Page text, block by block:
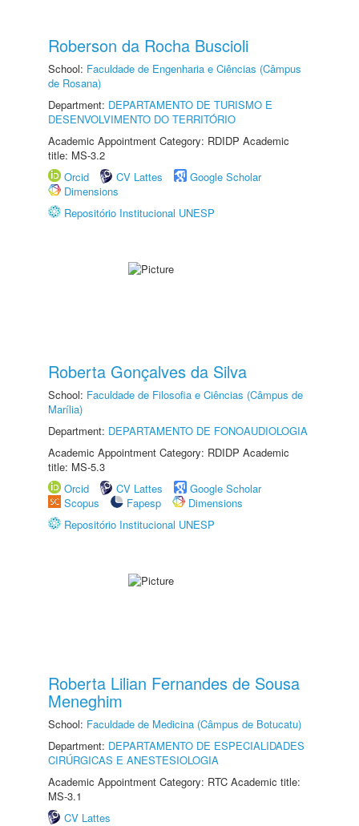
Roberson da Rocha Buscioli
School: Faculdade de Engenharia e Ciências (Câmpus
de Rosana)
Department: DEPARTAMENTO DE TURISMO E
DESENVOLVIMENTO DO TERRITÓRIO
Academic Appointment Category: RDIDP Academic
title: MS-3.2
Orcid
CV Lattes
Google Scholar
Dimensions
Repositório Institucional UNESP
Roberta Gonçalves da Silva
School: Faculdade de Filosofia e Ciências (Câmpus de
Marília)
Department: DEPARTAMENTO DE FONOAUDIOLOGIA
Academic Appointment Category: RDIDP Academic
title: MS-5.3
Orcid
CV Lattes
Google Scholar
Scopus
Fapesp
Dimensions
Repositório Institucional UNESP
Roberta Lilian Fernandes de Sousa
Meneghim
School: Faculdade de Medicina (Câmpus de Botucatu)
Department: DEPARTAMENTO DE ESPECIALIDADES
CIRÚRGICAS E ANESTESIOLOGIA
Academic Appointment Category: RTC Academic title:
MS-3.1
CV Lattes